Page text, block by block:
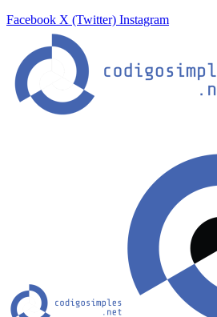
Facebook X (Twitter) Instagram